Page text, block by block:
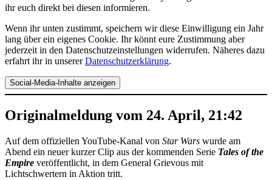
ihr euch direkt bei diesen informieren.
Wenn ihr unten zustimmt, speichern wir diese Einwilligung ein Jahr
lang über ein eigenes Cookie. Ihr könnt eure Zustimmung aber
jederzeit in den Datenschutzeinstellungen widerrufen. Näheres dazu
erfahrt ihr in unsererDatenschutzerklärung.
Social-Media-Inhalte anzeigen
Originalmeldung vom 24. April, 21:42
Auf dem offiziellen YouTube-Kanal von Star Wars wurde am
Abend ein neuer kurzer Clip aus der kommenden Serie Tales of the
Empire veröffentlicht, in dem General Grievous mit
Lichtschwertern in Aktion tritt.